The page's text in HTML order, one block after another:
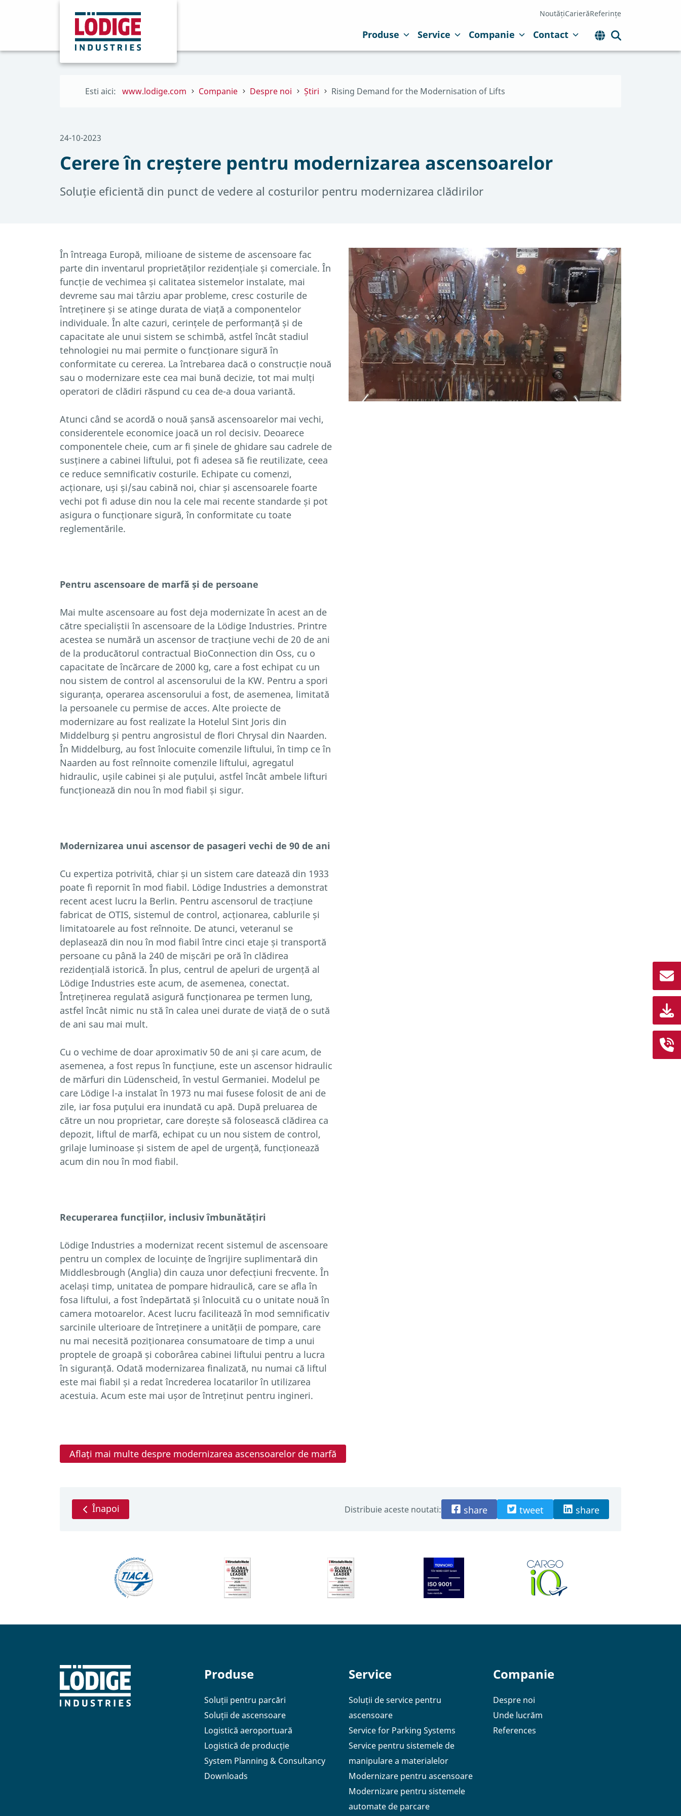
NoutățiCarierăReferințe
Produse Service Companie Contact
Esti aici: www.lodige.com Companie Despre noi Știri Rising Demand for the Modernisation of Lifts
24-10-2023
Cerere în creștere pentru modernizarea ascensoarelor
Soluție eficientă din punct de vedere al costurilor pentru modernizarea clădirilor
În întreaga Europă, milioane de sisteme de ascensoare fac
parte din inventarul proprietăților rezidențiale și comerciale. În
funcție de vechimea și calitatea sistemelor instalate, mai
devreme sau mai târziu apar probleme, cresc costurile de
întreținere și se atinge durata de viață a componentelor
individuale. În alte cazuri, cerințele de performanță și de
capacitate ale unui sistem se schimbă, astfel încât stadiul
tehnologiei nu mai permite o funcționare sigură în
conformitate cu cererea. La întrebarea dacă o construcție nouă
sau o modernizare este cea mai bună decizie, tot mai mulți
operatori de clădiri răspund cu cea de-a doua variantă.
Atunci când se acordă o nouă șansă ascensoarelor mai vechi,
considerentele economice joacă un rol decisiv. Deoarece
componentele cheie, cum ar fi șinele de ghidare sau cadrele de
susținere a cabinei liftului, pot fi adesea să fie reutilizate, ceea
ce reduce semnificativ costurile. Echipate cu comenzi,
acționare, uși și/sau cabină noi, chiar și ascensoarele foarte
vechi pot fi aduse din nou la cele mai recente standarde și pot
asigura o funcționare sigură, în conformitate cu toate
reglementările.
Pentru ascensoare de marfă și de persoane
Mai multe ascensoare au fost deja modernizate în acest an de
către specialiștii în ascensoare de la Lödige Industries. Printre
acestea se numără un ascensor de tracțiune vechi de 20 de ani
de la producătorul contractual BioConnection din Oss, cu o
capacitate de încărcare de 2000 kg, care a fost echipat cu un
nou sistem de control al ascensorului de la KW. Pentru a spori
siguranța, operarea ascensorului a fost, de asemenea, limitată
la persoanele cu permise de acces. Alte proiecte de
modernizare au fost realizate la Hotelul Sint Joris din
Middelburg și pentru angrosistul de flori Chrysal din Naarden.
În Middelburg, au fost înlocuite comenzile liftului, în timp ce în
Naarden au fost reînnoite comenzile liftului, agregatul
hidraulic, ușile cabinei și ale puțului, astfel încât ambele lifturi
funcționează din nou în mod fiabil și sigur.
Modernizarea unui ascensor de pasageri vechi de 90 de ani
Cu expertiza potrivită, chiar și un sistem care datează din 1933
poate fi repornit în mod fiabil. Lödige Industries a demonstrat
recent acest lucru la Berlin. Pentru ascensorul de tracțiune
fabricat de OTIS, sistemul de control, acționarea, cablurile și
limitatoarele au fost reînnoite. De atunci, veteranul se
deplasează din nou în mod fiabil între cinci etaje și transportă
persoane cu până la 240 de mișcări pe oră în clădirea
rezidențială istorică. În plus, centrul de apeluri de urgență al
Lödige Industries este acum, de asemenea, conectat.
Întreținerea regulată asigură funcționarea pe termen lung,
astfel încât nimic nu stă în calea unei durate de viață de o sută
de ani sau mai mult.
Cu o vechime de doar aproximativ 50 de ani și care acum, de
asemenea, a fost repus în funcțiune, este un ascensor hidraulic
de mărfuri din Lüdenscheid, în vestul Germaniei. Modelul pe
care Lödige l-a instalat în 1973 nu mai fusese folosit de ani de
zile, iar fosa puțului era inundată cu apă. După preluarea de
către un nou proprietar, care dorește să folosească clădirea ca
depozit, liftul de marfă, echipat cu un nou sistem de control,
grilaje luminoase și sistem de apel de urgență, funcționează
acum din nou în mod fiabil.
Recuperarea funcțiilor, inclusiv îmbunătățiri
Lödige Industries a modernizat recent sistemul de ascensoare
pentru un complex de locuințe de îngrijire suplimentară din
Middlesbrough (Anglia) din cauza unor defecțiuni frecvente. În
același timp, unitatea de pompare hidraulică, care se afla în
fosa liftului, a fost îndepărtată și înlocuită cu o unitate nouă în
camera motoarelor. Acest lucru facilitează în mod semnificativ
sarcinile ulterioare de întreținere a unității de pompare, care
nu mai necesită poziționarea consumatoare de timp a unui
proptele de groapă și coborârea cabinei liftului pentru a lucra
în siguranță. Odată modernizarea finalizată, nu numai că liftul
este mai fiabil și a redat încrederea locatarilor în utilizarea
acestuia. Acum este mai ușor de întreținut pentru ingineri.
Aflați mai multe despre modernizarea ascensoarelor de marfă
Înapoi Distribuie aceste noutati: share tweet share
Produse
Soluții pentru parcări
Soluții de ascensoare
Logistică aeroportuară
Logistică de producție
System Planning & Consultancy
Downloads
Service
Soluții de service pentru
ascensoare
Service for Parking Systems
Service pentru sistemele de
manipulare a materialelor
Modernizare pentru ascensoare
Modernizare pentru sistemele
automate de parcare
Companie
Despre noi
Unde lucrăm
References